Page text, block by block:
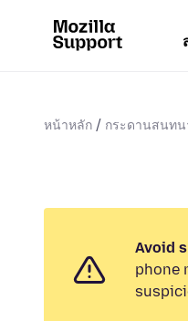
หน้าหลัก กระดานสนท
Avoid
phone